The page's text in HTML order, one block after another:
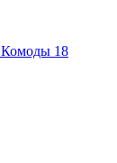
Комоды 18